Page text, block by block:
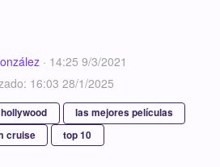
· 14:25 9/3/2021
16:03 28/1/2025
hollywood
las mejores películas
cruise
top 10